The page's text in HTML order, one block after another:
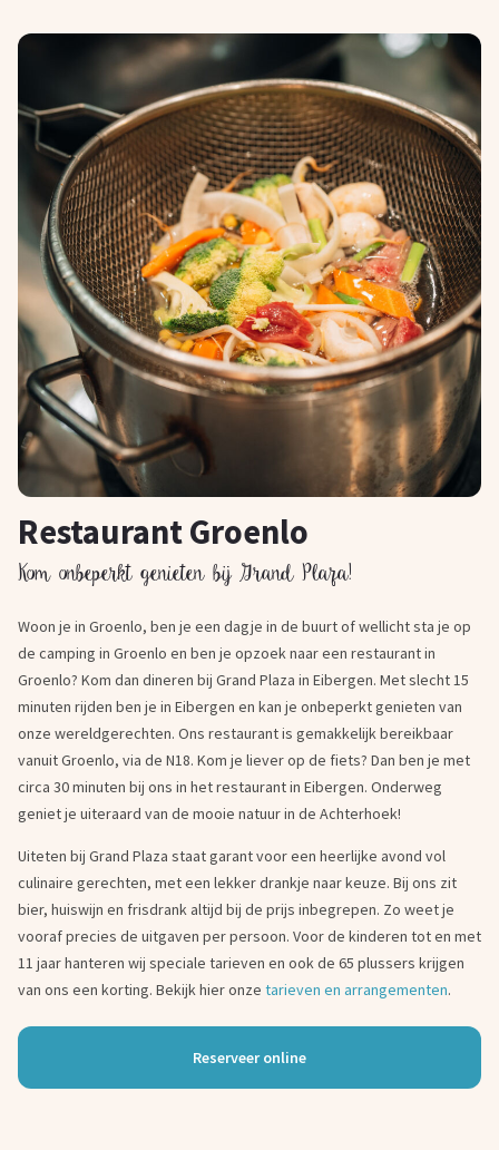
Restaurant Groenlo
Kom onbeperkt genieten bij Grand Plaza!
Woon je in Groenlo, ben je een dagje in de buurt of wellicht sta je op
de camping in Groenlo en ben je opzoek naar een restaurant in
Groenlo? Kom dan dineren bij Grand Plaza in Eibergen. Met slecht 15
minuten rijden ben je in Eibergen en kan je onbeperkt genieten van
onze wereldgerechten. Ons restaurant is gemakkelijk bereikbaar
vanuit Groenlo, via de N18. Kom je liever op de fiets? Dan ben je met
circa 30 minuten bij ons in het restaurant in Eibergen. Onderweg
geniet je uiteraard van de mooie natuur in de Achterhoek!
Uiteten bij Grand Plaza staat garant voor een heerlijke avond vol
culinaire gerechten, met een lekker drankje naar keuze. Bij ons zit
bier, huiswijn en frisdrank altijd bij de prijs inbegrepen. Zo weet je
vooraf precies de uitgaven per persoon. Voor de kinderen tot en met
11 jaar hanteren wij speciale tarieven en ook de 65 plussers krijgen
van ons een korting. Bekijk hier onze tarieven en arrangementen.
Reserveer online